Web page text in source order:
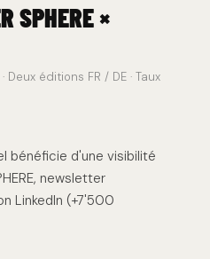
SPHERE ×
Deux éditions FR / DE · Taux
bénéficie d'une visibilité
newsletter
LinkedIn (+7'500